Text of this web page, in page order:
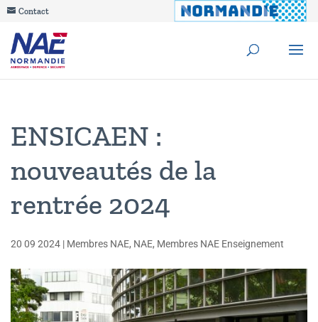
Contact
ENSICAEN :
nouveautés de la
rentrée 2024
20 09 2024 | Membres NAE, NAE, Membres NAE Enseignement